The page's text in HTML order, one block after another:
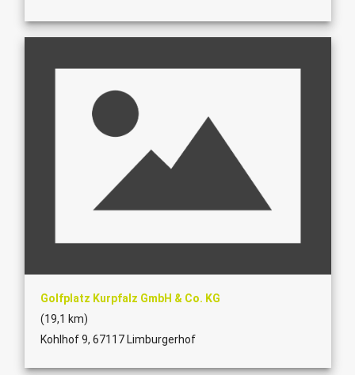
Golfplatz Kurpfalz GmbH & Co. KG
(19,1 km)
Kohlhof 9, 67117 Limburgerhof